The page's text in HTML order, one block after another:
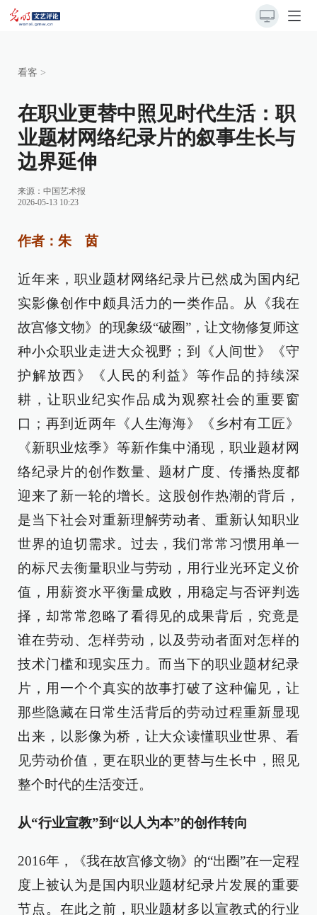
看客 >
在职业更替中照见时代生活：职
业题材网络纪录片的叙事生长与
边界延伸
来源： 中国艺术报
2026-05-13 10:23
作者：朱 茵
近年来，职业题材网络纪录片已然成为国内纪
实影像创作中颇具活力的一类作品。从《我在
故宫修文物》的现象级“破圈”，让文物修复师这
种小众职业走进大众视野；到《人间世》《守
护解放西》《人民的利益》等作品的持续深
耕，让职业纪实作品成为观察社会的重要窗
口；再到近两年《人生海海》《乡村有工匠》
《新职业炫季》等新作集中涌现，职业题材网
络纪录片的创作数量、题材广度、传播热度都
迎来了新一轮的增长。这股创作热潮的背后，
是当下社会对重新理解劳动者、重新认知职业
世界的迫切需求。过去，我们常常习惯用单一
的标尺去衡量职业与劳动，用行业光环定义价
值，用薪资水平衡量成败，用稳定与否评判选
择，却常常忽略了看得见的成果背后，究竟是
谁在劳动、怎样劳动，以及劳动者面对怎样的
技术门槛和现实压力。而当下的职业题材纪录
片，用一个个真实的故事打破了这种偏见，让
那些隐藏在日常生活背后的劳动过程重新显现
出来，以影像为桥，让大众读懂职业世界、看
见劳动价值，更在职业的更替与生长中，照见
整个时代的生活变迁。
从“行业宣教”到“以人为本”的创作转向
2016年，《我在故宫修文物》的“出圈”在一定程
度上被认为是国内职业题材纪录片发展的重要
节点。在此之前，职业题材多以宣教式的行业